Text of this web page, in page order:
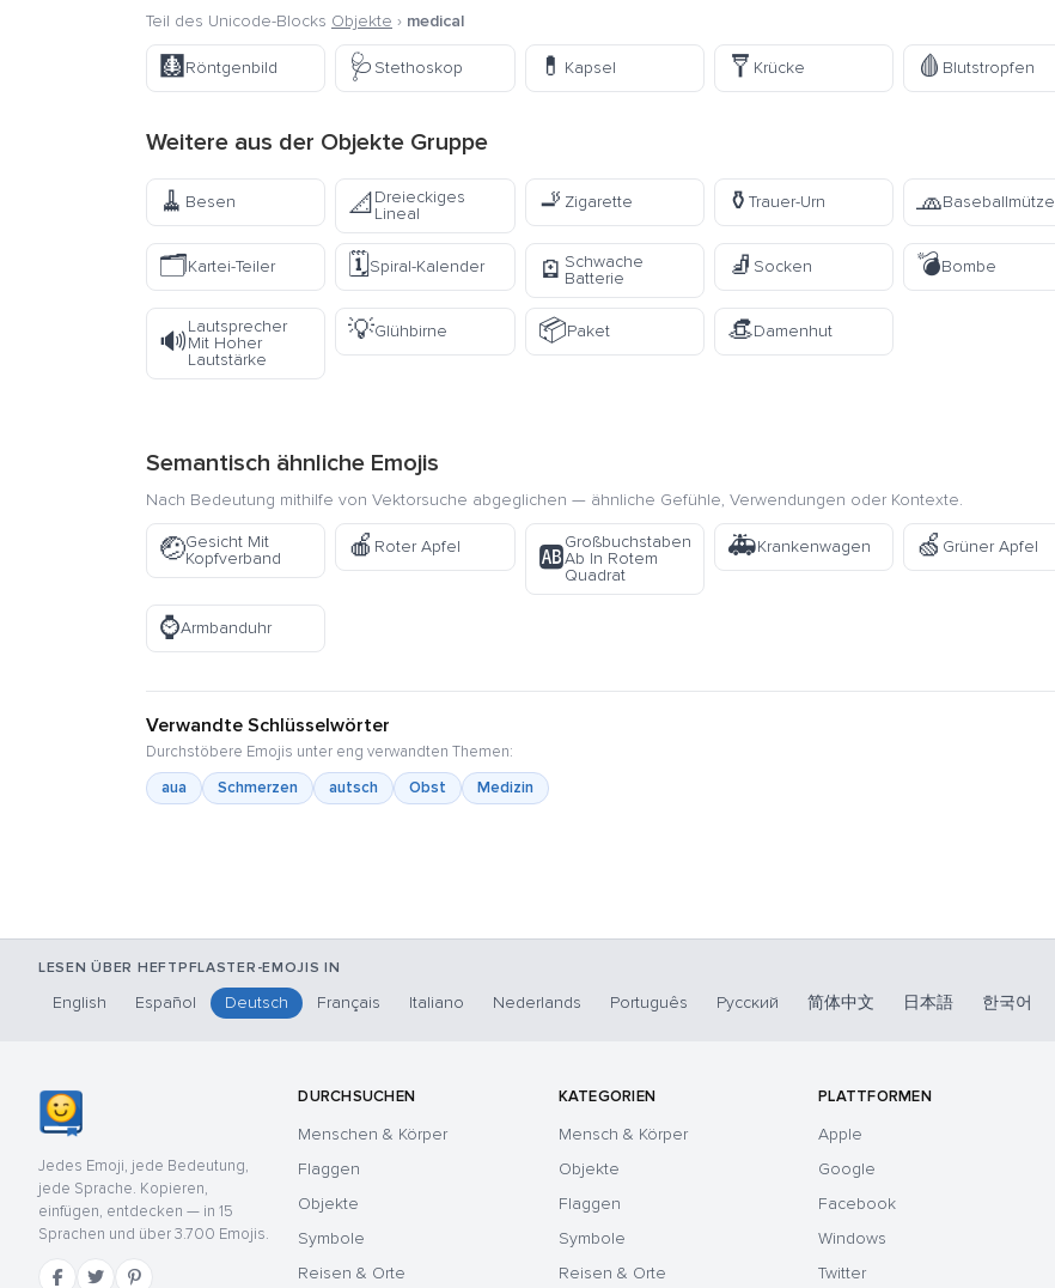
Teil des Unicode-Blocks Objekte › medical
🩻 Röntgenbild 🩺 Stethoskop 💊 Kapsel 🩼 Krücke 🩸 Blutstropfen
Weitere aus der Objekte Gruppe
🧹 Besen 📐Dreieckiges
Lineal
🚬 Zigarette ⚱️ Trauer-Urn 🧢Baseballmütze
🗂️Kartei-Teiler 🗓️Spiral-Kalender 🪫 Schwache
Batterie
🧦 Socken 💣Bombe
🔊
Lautsprecher
Mit Hoher
Lautstärke
💡Glühbirne 📦Paket 👒Damenhut
Semantisch ähnliche Emojis
Nach Bedeutung mithilfe von Vektorsuche abgeglichen — ähnliche Gefühle, Verwendungen oder Kontexte.
🤕Gesicht Mit
Kopfverband
🍎 Roter Apfel 🆎
Großbuchstaben
Ab In Rotem
Quadrat
🚑Krankenwagen 🍏 Grüner Apfel
⌚Armbanduhr
Verwandte Schlüsselwörter
Durchstöbere Emojis unter eng verwandten Themen:
aua
Schmerzen autsch Obst Medizin
LESEN ÜBER HEFTPFLASTER-EMOJIS IN
English Español Deutsch Français Italiano Nederlands Português Русский 简体中文 日本語 한국어
Jedes Emoji, jede Bedeutung,
jede Sprache. Kopieren,
einfügen, entdecken — in 15
Sprachen und über 3.700 Emojis.
DURCHSUCHEN
Menschen & Körper
Flaggen
Objekte
Symbole
Reisen & Orte
KATEGORIEN
Mensch & Körper
Objekte
Flaggen
Symbole
Reisen & Orte
PLATTFORMEN
Apple
Google
Facebook
Windows
Twitter